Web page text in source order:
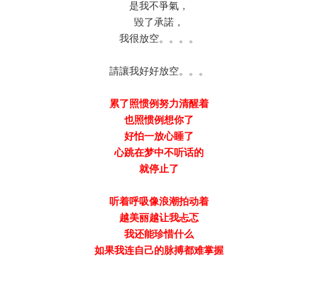
是我不爭氣，
毀了承諾，
我很放空。。。。
請讓我好好放空。。。
累了照惯例努力清醒着
也照惯例想你了
好怕一放心睡了
心跳在梦中不听话的
就停止了
听着呼吸像浪潮拍动着
越美丽越让我忐忑
我还能珍惜什么
如果我连自己的脉搏都难掌握